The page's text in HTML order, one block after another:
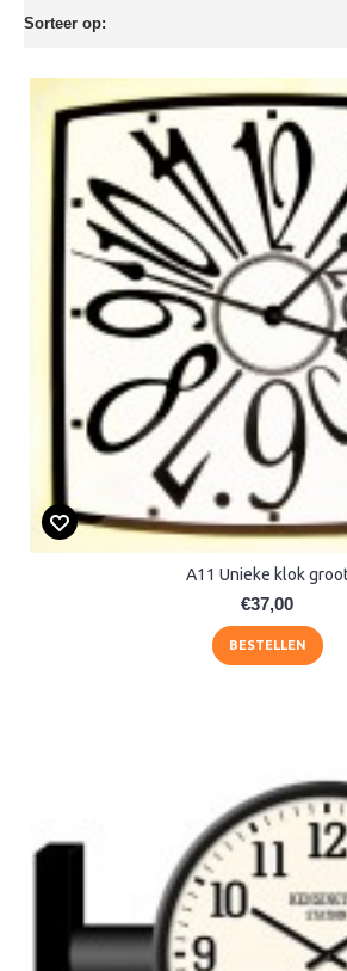
Sorteer op:
A11 Unieke klok
€37,00
BESTELLEN